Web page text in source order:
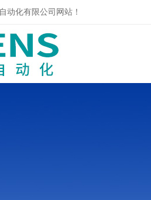
动化有限公司网站！